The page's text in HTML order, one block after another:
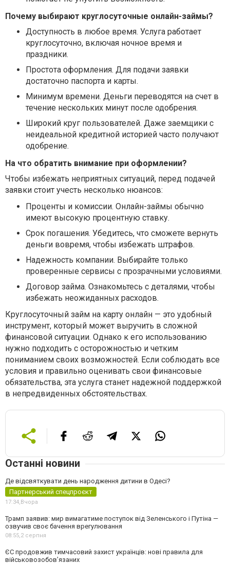
Почему выбирают круглосуточные онлайн-займы?
Доступность в любое время. Услуга работает
круглосуточно, включая ночное время и
праздники.
Простота оформления. Для подачи заявки
достаточно паспорта и карты.
Минимум времени. Деньги переводятся на счет в
течение нескольких минут после одобрения.
Широкий круг пользователей. Даже заемщики с
неидеальной кредитной историей часто получают
одобрение.
На что обратить внимание при оформлении?
Чтобы избежать неприятных ситуаций, перед подачей
заявки стоит учесть несколько нюансов:
Проценты и комиссии. Онлайн-займы обычно
имеют высокую процентную ставку.
Срок погашения. Убедитесь, что сможете вернуть
деньги вовремя, чтобы избежать штрафов.
Надежность компании. Выбирайте только
проверенные сервисы с прозрачными условиями.
Договор займа. Ознакомьтесь с деталями, чтобы
избежать неожиданных расходов.
Круглосуточный займ на карту онлайн — это удобный
инструмент, который может выручить в сложной
финансовой ситуации. Однако к его использованию
нужно подходить с осторожностью и четким
пониманием своих возможностей. Если соблюдать все
условия и правильно оценивать свои финансовые
обязательства, эта услуга станет надежной поддержкой
в непредвиденных обстоятельствах.
Останні новини
Де відсвяткувати день народження дитини в Одесі?
Партнерський спецпроєкт
17:34, Вчора
Трамп заявив: мир вимагатиме поступок від Зеленського і Путіна —
озвучив своє бачення врегулювання
08:55, 2 серпня
ЄС продовжив тимчасовий захист українців: нові правила для
військовозобов’язаних